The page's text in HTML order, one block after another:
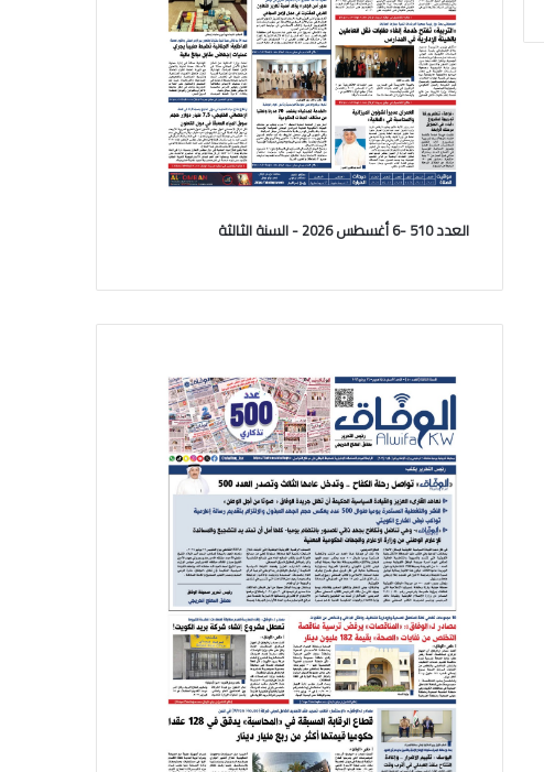
العدد 510 -6 أغسطس 2026 - السنة الثالثة